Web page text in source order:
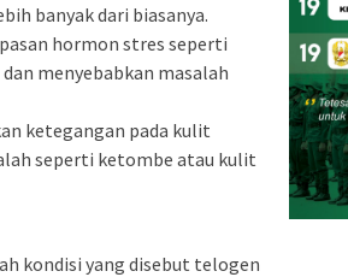
banyak dari biasanya.
hormon stres seperti
menyebabkan masalah
ketegangan pada kulit
seperti ketombe atau kulit
kondisi yang disebut telogen